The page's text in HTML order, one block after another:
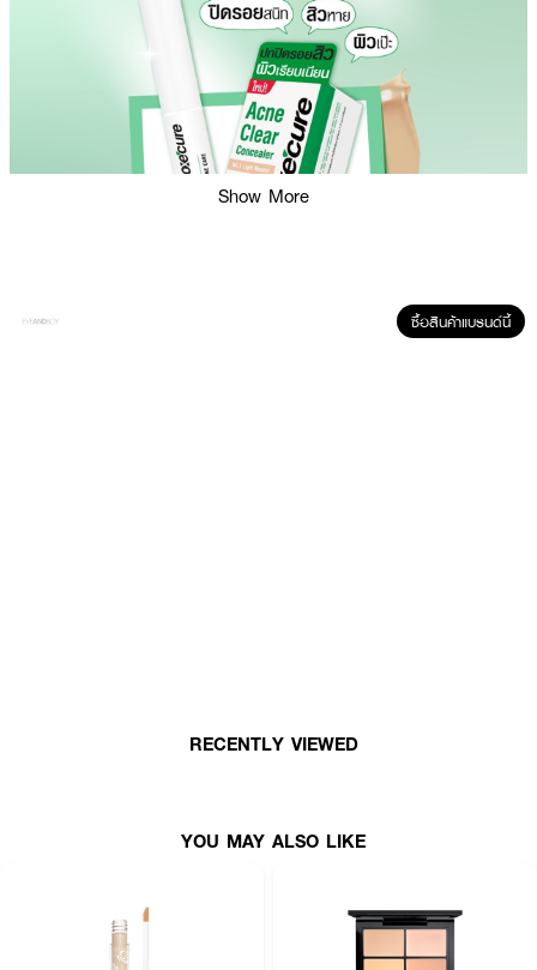
● กระชับรูขุมขน ให้ความชุ่มชื้นกับผิว
Show More
ซื้อสินค้าแบรนด์นี้
RECENTLY VIEWED
YOU MAY ALSO LIKE